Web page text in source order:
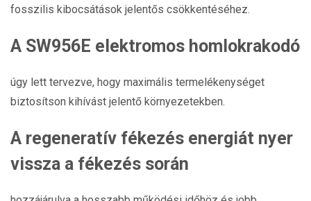
fosszilis kibocsátások jelentős csökkentéséhez.
A SW956E elektromos homlokrakodó
úgy lett tervezve, hogy maximális termelékenységet
biztosítson kihívást jelentő környezetekben.
A regeneratív fékezés energiát nyer
vissza a fékezés során